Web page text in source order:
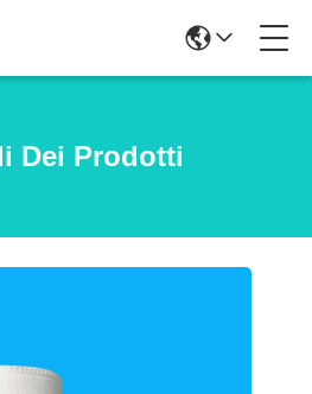
Dei Prodotti